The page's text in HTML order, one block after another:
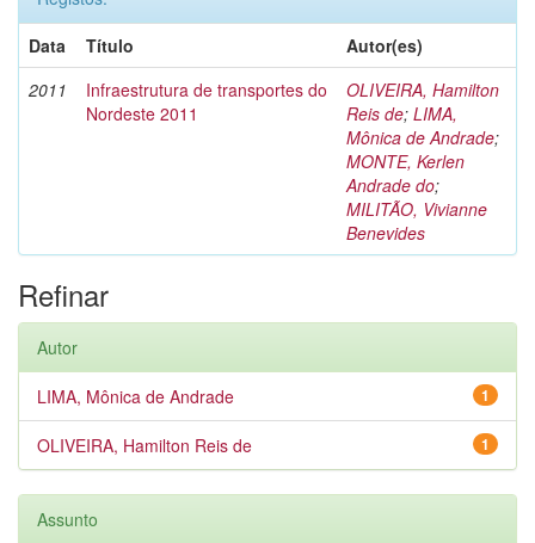
Data
Título
Autor(es)
2011
Infraestrutura de transportes do
Nordeste 2011
OLIVEIRA, Hamilton
Reis de; LIMA,
Mônica de Andrade;
MONTE, Kerlen
Andrade do;
MILITÃO, Vivianne
Benevides
Refinar
Autor
1
LIMA, Mônica de Andrade
1
OLIVEIRA, Hamilton Reis de
Assunto